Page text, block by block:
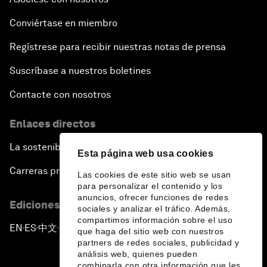
Esta página web usa cookies
Las cookies de este sitio web se usan
para personalizar el contenido y los
anuncios, ofrecer funciones de redes
sociales y analizar el tráfico. Además,
compartimos información sobre el uso
que haga del sitio web con nuestros
partners de redes sociales, publicidad y
análisis web, quienes pueden
Conviértase en miembro
Regístrese para recibir nuestras notas de prensa
Suscríbase a nuestros boletines
Contacte con nosotros
Enlaces directos
La sostenibilidad en el Foro
Carreras profesionales
Ediciones en otros idiomas
EN ▪ES▪中文▪ 日本語